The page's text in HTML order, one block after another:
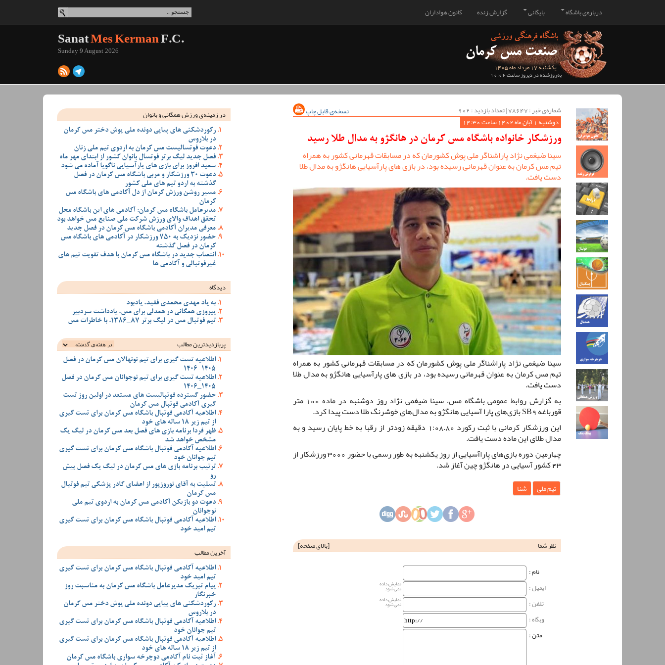
کانون هواداران گزارش زنده بایگانی درباره‌ی باشگاه
یکشنبه 17 مرداد ماه 1405
به‌روزشده در دیروز ساعت 10:06
SanatMes KermanF.C.
Sunday 9 August 2026
شماره‌ی خبر : ‌78647 | تعداد بازدید : 902
نسخه‌ی قابل چاپ
دوشنبه 1 آبان ماه 1402 ساعت 14:30
ورزشکار خانواده باشگاه مس کرمان در هانگژو به مدال طلا رسید
سینا ضیغمی نژاد پاراشناگر ملی پوش کشورمان که در مسابقات قهرمانی کشور به همراه
تیم مس کرمان به عنوان قهرمانی رسیده بود، در بازی های پارآسیایی هانگژو به مدال طلا
دست یافت.
سینا ضیغمی نژاد پاراشناگر ملی پوش کشورمان که در مسابقات قهرمانی کشور به همراه
تیم مس کرمان به عنوان قهرمانی رسیده بود، در بازی های پارآسیایی هانگژو به مدال طلا
دست یافت.
به گزارش روابط عمومی باشگاه مس، سینا ضیغمی نژاد روز دوشنبه در ماده 100 متر
قورباغه SB9 بازی‌های پارا آسیایی هانگژو به مدال‌های خوشرنگ طلا دست پیدا کرد.
این ورزشکار کرمانی با ثبت رکورد 1:08.80 دقیقه زودتر از رقبا به خط پایان رسید و به
مدال طلای این ماده دست یافت.
چهارمین دوره بازی‌های پاراآسیایی از روز یکشنبه به طور رسمی با حضور 3000 ورزشکار از
43 کشور آسیایی در هانگژو چین آغاز شد.
تیم ملی شنا
نظر شما [بالای صفحه]
نام‌ :
ایمیل :
نمایش داده
نمی‌شود
تلفن : نمایش داده
نمی‌شود
وبگاه‌ :
متن :
در زمینه‌ی ورزش همگانی و بانوان
رکوردشکنی های پیاپی دونده ملی پوش دختر مس کرمان
در بلاروس
دعوت فوتسالیست مس کرمان به اردوی تیم ملی زنان
فصل جدید لیگ برتر فوتسال بانوان کشور از ابتدای مهر ماه
سعید افروز برای بازی های پارآسیایی ناگویا آماده می شود
دعوت 30 ورزشکار و مربی باشگاه مس کرمان در فصل
گذشته به اردو تیم های ملی کشور
مسیر روشن ورزش کرمان از دل آکادمی های باشگاه مس
کرمان
مدیرعامل باشگاه مس کرمان: آکادمی های این باشگاه محل
تحقق اهداف والای ورزش شرکت ملی صنایع مس خواهد بود
معرفی مدیران آکادمی باشگاه مس کرمان در فصل جدید
حضور نزدیک به 750 ورزشکار در آکادمی های باشگاه مس
کرمان در فصل گذشته
انتصاب جدید در باشگاه مس کرمان با هدف تقویت تیم‌ های
غیرفوتبالی و آکادمی‌ ها
دیدگاه
به یاد مهدی محمدی فقید، یادبود
پیروزی همگانی در همدلی برای مس، یادداشت سردبیر
تیم فوتبال مس در لیگ برتر 87_1386، با خاطرات مس
پربازدیدترین‌ مطالب
اطلاعیه تست گیری برای تیم نونهالان مس کرمان در فصل
1405-1406
اطلاعیه تست گیری برای تیم نوجوانان مس کرمان در فصل
1405_1406
حضور گسترده فوتبالیست های مستعد در اولین روز تست
گیری آکادمی فوتبال مس کرمان
اطلاعیه آکادمی فوتبال باشگاه مس کرمان برای تست گیری
از تیم زیر 18 ساله های خود
ظهر فردا برنامه بازی های فصل بعد مس کرمان در لیگ یک
مشخص خواهد شد
اطلاعیه آکادمی فوتبال باشگاه مس کرمان برای تست گیری
تیم جوانان خود
ترتیب برنامه بازی های مس کرمان در لیگ یک فصل پیش
رو
تسلیت به آقای نوروزپور از اعضای کادر پزشکی تیم فوتبال
مس کرمان
دعوت دو بازیکن آکادمی مس کرمان به اردوی تیم ملی
نوجوانان
اطلاعیه آکادمی فوتبال باشگاه مس کرمان برای تست گیری
تیم امید خود
آخرین مطالب
اطلاعیه آکادمی فوتبال باشگاه مس کرمان برای تست گیری
تیم امید خود
پیام تبریک مدیرعامل باشگاه مس کرمان به مناسبت روز
خبرنگار
رکوردشکنی های پیاپی دونده ملی پوش دختر مس کرمان
در بلاروس
اطلاعیه آکادمی فوتبال باشگاه مس کرمان برای تست گیری
تیم جوانان خود
اطلاعیه آکادمی فوتبال باشگاه مس کرمان برای تست گیری
از تیم زیر 18 ساله های خود
آغاز ثبت نام آکادمی دوچرخه سواری باشگاه مس کرمان